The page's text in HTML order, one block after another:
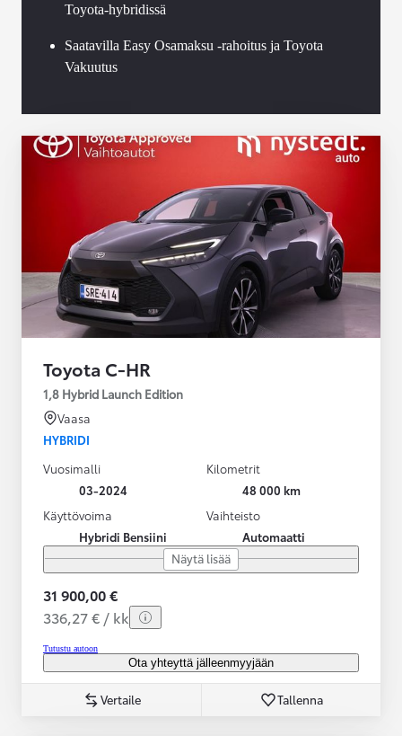
Toyota-hybridissä
Saatavilla Easy Osamaksu -rahoitus ja Toyota
Vakuutus
Toyota C-HR
1,8 Hybrid Launch Edition
Vaasa
HYBRIDI
Vuosimalli
03-2024
Kilometrit
48 000 km
Käyttövoima
Hybridi Bensiini
Vaihteisto
Automaatti
Näytä lisää
31 900,00 €
336,27 € / kk
Tutustu autoon
Ota yhteyttä jälleenmyyjään
Vertaile Tallenna